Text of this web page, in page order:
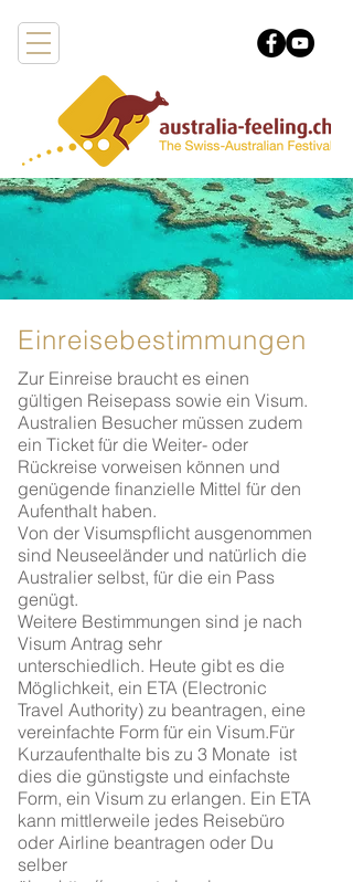
Einreisebestimmungen
Zur Einreise braucht es einen
gültigen Reisepass sowie ein Visum.
Australien Besucher müssen zudem
ein Ticket für die Weiter- oder
Rückreise vorweisen können und
genügende finanzielle Mittel für den
Aufenthalt haben.
Von der Visumspflicht ausgenommen
sind Neuseeländer und natürlich die
Australier selbst, für die ein Pass
genügt.
Weitere Bestimmungen sind je nach
Visum Antrag sehr
unterschiedlich. Heute gibt es die
Möglichkeit, ein ETA (Electronic
Travel Authority) zu beantragen, eine
vereinfachte Form für ein Visum.Für
Kurzaufenthalte bis zu 3 Monate ist
dies die günstigste und einfachste
Form, ein Visum zu erlangen. Ein ETA
kann mittlerweile jedes Reisebüro
oder Airline beantragen oder Du
selber